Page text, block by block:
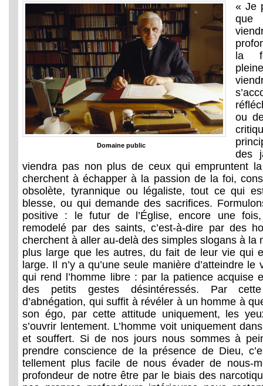
Domaine public
« Je
que
la
ou
des
viendra pas non plus de ceux qui empruntent
cherchent à échapper à la passion de la foi,
obsolète, tyrannique ou légaliste, tout ce qui
blesse, ou qui demande des sacrifices.
positive : le futur de l’Église, encore une
remodelé par des saints, c’est-à-dire par des
cherchent à aller au-delà des simples slogans à la
plus large que les autres, du fait de leur vie qui
large. Il n’y a qu’une seule manière d’atteindre
qui rend l’homme libre : par la patience acquise
des petits gestes désintéressés. Par
d’abnégation, qui suffit à révéler à un homme à
son égo, par cette attitude uniquement, les
s’ouvrir lentement. L’homme voit uniquement
et souffert. Si de nos jours nous sommes à
prendre conscience de la présence de Dieu,
tellement plus facile de nous évader de nous-
profondeur de notre être par le biais des